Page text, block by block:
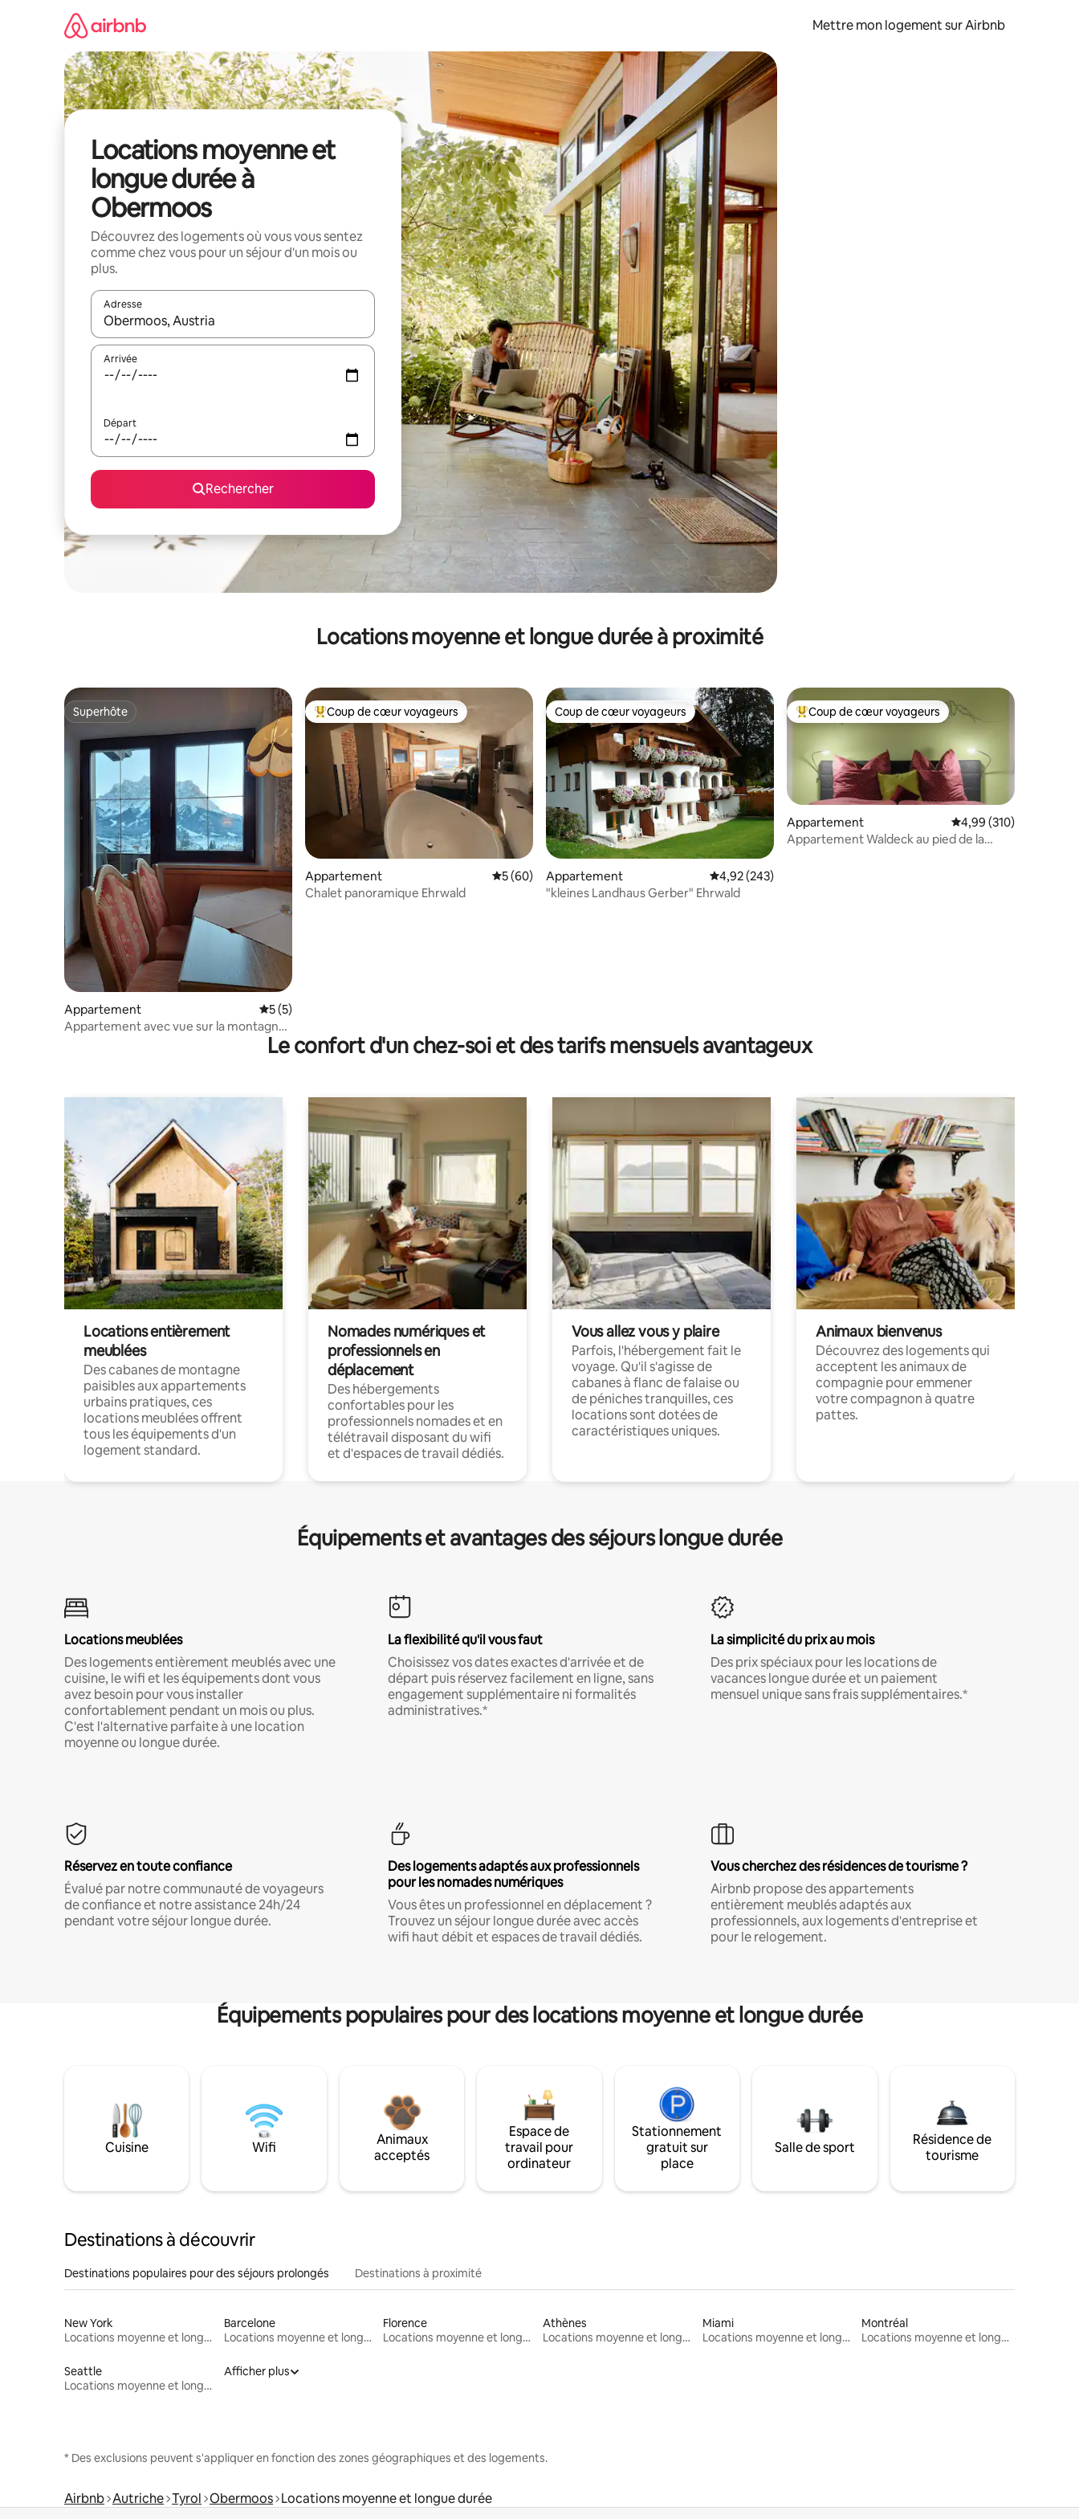
Mettre mon logement sur Airbnb
Locations moyenne et
longue durée à
Obermoos
Découvrez des logements où vous vous sentez
comme chez vous pour un séjour d'un mois ou
plus.
Adresse
Lorsque les résultats s'affichent, utilisez les flèches vers le haut et vers le bas pour les parcourir ou en appuyant et en faisant glisser.
Arrivée
Départ
Rechercher
Locations moyenne et longue durée à proximité
Superhôte
Superhôte
Appartement Évaluation moyenne sur la base de 5 commentaires : 5 sur 5
5 (5)
Appartement avec vue sur la montagne
Coups de cœur voyageurs les plus appréciés
Coup de cœur voyageurs
Appartement Évaluation moyenne sur la base de 60 commentaires : 5 sur 5
5 (60)
Chalet panoramique Ehrwald
Coup de cœur voyageurs
Coup de cœur voyageurs
Appartement Évaluation moyenne sur la base de 243 commentaires : 4,92 sur 5
4,92 (243)
"kleines Landhaus Gerber" Ehrwald
Coups de cœur voyageurs les plus appréciés
Coup de cœur voyageurs
Appartement Évaluation moyenne
4,99 (310)
Appartement Waldeck au pied de la
Le confort d'un chez-soi et des tarifs mensuels avantageux
Locations entièrement
meublées
Des cabanes de montagne
paisibles aux appartements
urbains pratiques, ces
locations meublées offrent
tous les équipements d'un
logement standard.
Nomades numériques et
professionnels en
déplacement
Des hébergements
confortables pour les
professionnels nomades et en
télétravail disposant du wifi
et d'espaces de travail dédiés.
Vous allez vous y plaire
Parfois, l'hébergement fait le
voyage. Qu'il s'agisse de
cabanes à flanc de falaise ou
de péniches tranquilles, ces
locations sont dotées de
caractéristiques uniques.
Animaux bienvenus
Découvrez des logements qui
acceptent les animaux de
compagnie pour emmener
votre compagnon à quatre
pattes.
Équipements et avantages des séjours longue durée
Locations meublées
Des logements entièrement meublés avec une
cuisine, le wifi et les équipements dont vous
avez besoin pour vous installer
confortablement pendant un mois ou plus.
C'est l'alternative parfaite à une location
moyenne ou longue durée.
La flexibilité qu'il vous faut
Choisissez vos dates exactes d'arrivée et de
départ puis réservez facilement en ligne, sans
engagement supplémentaire ni formalités
administratives.*
La simplicité du prix au mois
Des prix spéciaux pour les locations de
vacances longue durée et un paiement
mensuel unique sans frais supplémentaires.*
Réservez en toute confiance
Évalué par notre communauté de voyageurs
de confiance et notre assistance 24h/24
pendant votre séjour longue durée.
Des logements adaptés aux professionnels
pour les nomades numériques
Vous êtes un professionnel en déplacement ?
Trouvez un séjour longue durée avec accès
wifi haut débit et espaces de travail dédiés.
Vous cherchez des résidences de tourisme ?
Airbnb propose des appartements
entièrement meublés adaptés aux
professionnels, aux logements d'entreprise et
pour le relogement.
Équipements populaires pour des locations moyenne et longue durée
Cuisine Wifi
Animaux
acceptés
Espace de
travail pour
ordinateur
Stationnement
gratuit sur
place
Salle de sport
Résidence de
tourisme
Destinations à découvrir
Destinations populaires pour des séjours prolongés Destinations à proximité
New York
Locations moyenne et longue durée
Barcelone
Locations moyenne et longue durée
Florence
Locations moyenne et longue durée
Athènes
Locations moyenne et longue durée
Miami
Locations moyenne et longue durée
Montréal
Locations moyenne et longue durée
Seattle
Locations moyenne et longue durée
Afficher plus
* Des exclusions peuvent s'appliquer en fonction des zones géographiques et des logements.
Airbnb Autriche Tyrol Obermoos Locations moyenne et longue durée